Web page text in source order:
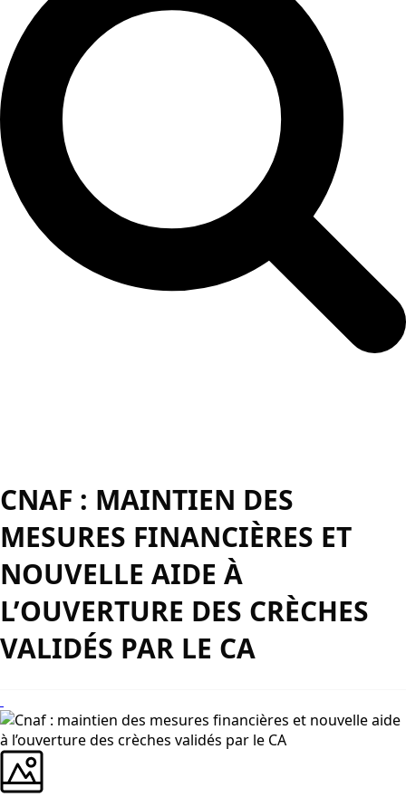
CNAF : MAINTIEN DES
MESURES FINANCIÈRES ET
NOUVELLE AIDE À
L’OUVERTURE DES CRÈCHES
VALIDÉS PAR LE CA